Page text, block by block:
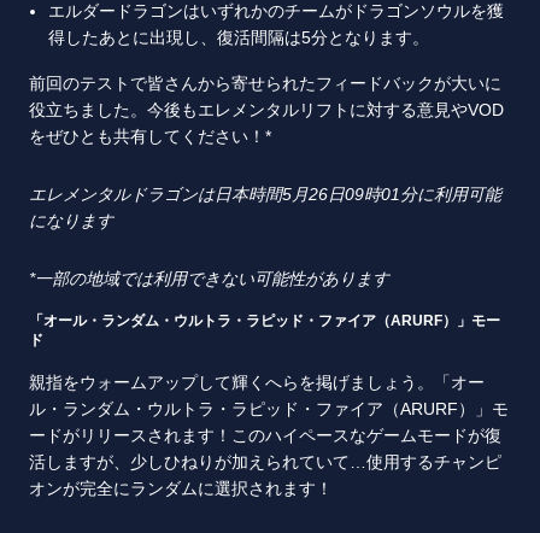
エルダードラゴンはいずれかのチームがドラゴンソウルを獲
得したあとに出現し、復活間隔は5分となります。
前回のテストで皆さんから寄せられたフィードバックが大いに
役立ちました。今後もエレメンタルリフトに対する意見やVOD
をぜひとも共有してください！*
エレメンタルドラゴンは日本時間5月26日09時01分に利用可能
になります
*一部の地域では利用できない可能性があります
「オール・ランダム・ウルトラ・ラピッド・ファイア（ARURF）」モー
ド
親指をウォームアップして輝くへらを掲げましょう。「オー
ル・ランダム・ウルトラ・ラピッド・ファイア（ARURF）」モ
ードがリリースされます！このハイペースなゲームモードが復
活しますが、少しひねりが加えられていて…使用するチャンピ
オンが完全にランダムに選択されます！